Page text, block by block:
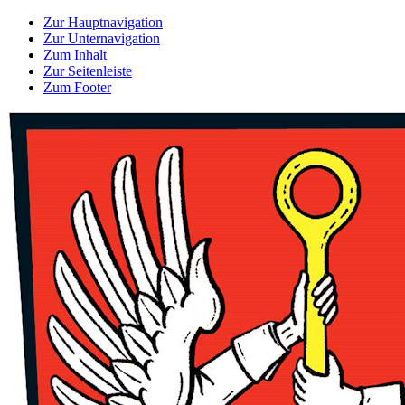
Zur Hauptnavigation
Zur Unternavigation
Zum Inhalt
Zur Seitenleiste
Zum Footer